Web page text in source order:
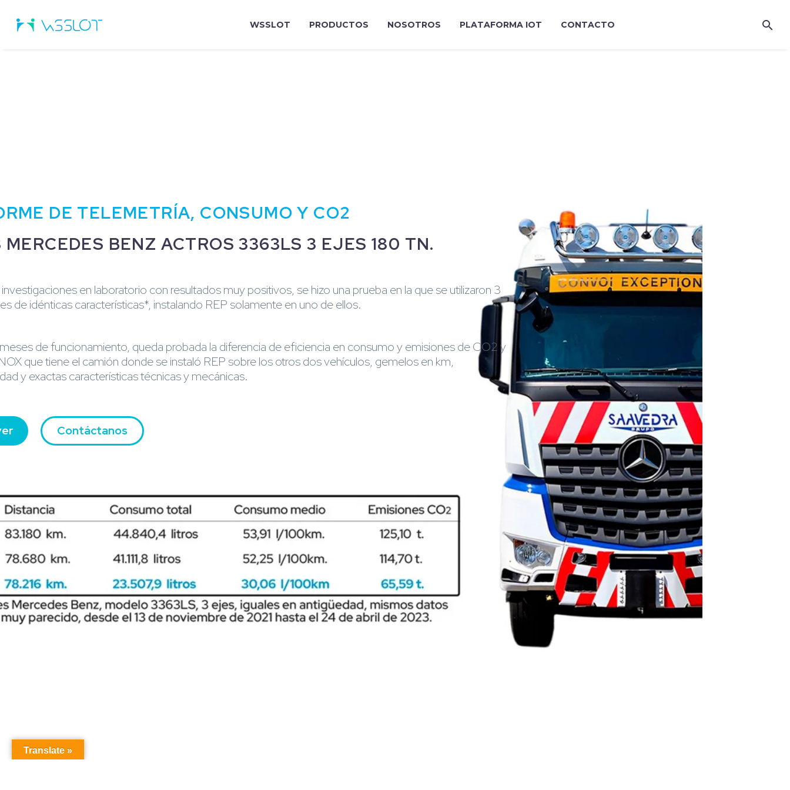
WSSLOT PRODUCTOS NOSOTROS PLATAFORMA IOT CONTACTO
DE TELEMETRÍA, CONSUMO Y CO2
MERCEDES BENZ ACTROS 3363LS 3 EJES 180 TN.
investigaciones en laboratorio con resultados muy positivos, se hizo una prueba en la que se utilizaron 3
de idénticas características*, instalando REP solamente en uno de ellos.
meses de funcionamiento, queda probada la diferencia de eficiencia en consumo y emisiones de CO2 y
que tiene el camión donde se instaló REP sobre los otros dos vehículos, gemelos en km,
y exactas características técnicas y mecánicas.
Contáctanos
Translate »